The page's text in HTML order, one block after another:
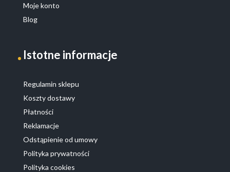
Moje konto
Blog
Istotne informacje
Regulamin sklepu
Koszty dostawy
Płatności
Reklamacje
Odstąpienie od umowy
Polityka prywatności
Polityka cookies